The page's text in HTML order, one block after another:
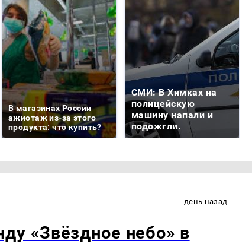
В магазинах России
ажиотаж из-за этого
продукта: что купить?
СМИ: В Химках на
полицейскую
машину напали и
подожгли.
день назад
«Звёздное небо» в